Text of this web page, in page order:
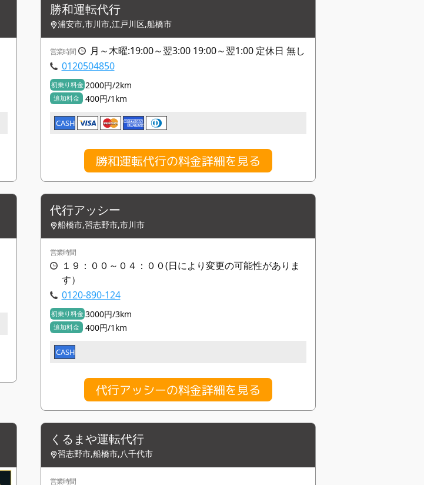
勝和運転代行
浦安市,市川市,江戸川区,船橋市
営業時間
月～木曜:19:00～翌3:00 19:00～翌1:00 定休日 無し
0120504850
初乗り料金 2000円/2km
追加料金 400円/1km
CASH
勝和運転代行の料金詳細を見る
代行アッシー
船橋市,習志野市,市川市
営業時間
１９：００～０４：００(日により変更の可能性がありま
す）
0120-890-124
初乗り料金 3000円/3km
追加料金 400円/1km
CASH
代行アッシーの料金詳細を見る
くるまや運転代行
習志野市,船橋市,八千代市
営業時間